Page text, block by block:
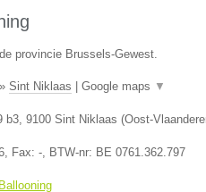
provincie Brussels-Gewest.
Sint Niklaas Google maps ▼
b3, 9100 Sint Niklaas (Oost-
, Fax: -, BTW-nr: BE 0761.362.797